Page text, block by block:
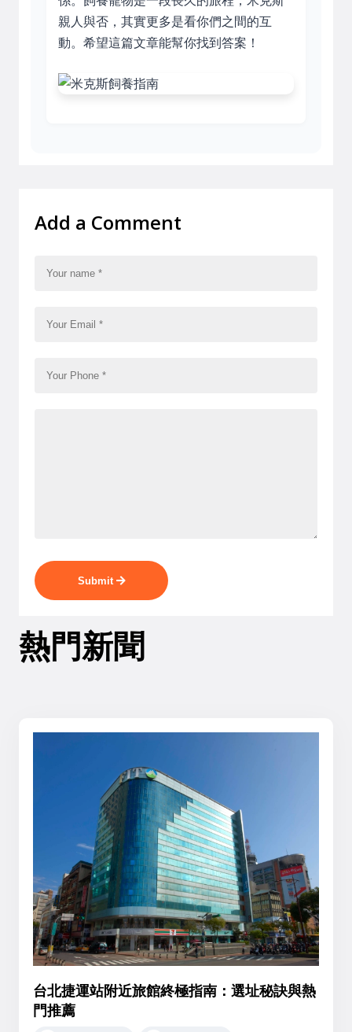
親人與否，其實更多是看你們之間的互
動。希望這篇文章能幫你找到答案！
Add a Comment
Submit
熱門新聞
台北捷運站附近旅館終極指南：選址秘訣與熱
門推薦